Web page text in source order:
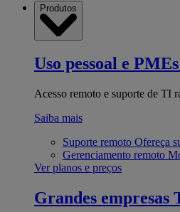
Produtos
Uso pessoal e PMEs
Acesso remoto e suporte de TI
Saiba mais
Suporte remoto Ofereça
Gerenciamento remoto
Ver planos e preços
Grandes empresas